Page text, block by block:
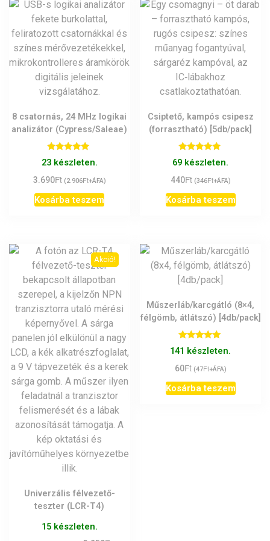
8 csatornás, 24 MHz logikai
analizátor (Cypress/Saleae)
Értékelés:
5.00
23 készleten.
3.690Ft (2.906Ft+ÁFA)
Kosárba teszem
Csiptető, kampós csipesz
(forrasztható) [5db/pack]
Értékelés:
5.00
69 készleten.
440Ft (346Ft+ÁFA)
Kosárba teszem
Akció!
Univerzális félvezető-
teszter (LCR-T4)
15 készleten.
Műszerláb/karcgátló (8×4,
félgömb, átlátszó) [4db/pack]
Értékelés:
5.00
141 készleten.
60Ft (47Ft+ÁFA)
Kosárba teszem